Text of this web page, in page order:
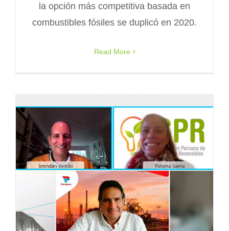
la opción más competitiva basada en
combustibles fósiles se duplicó en 2020.
Read More